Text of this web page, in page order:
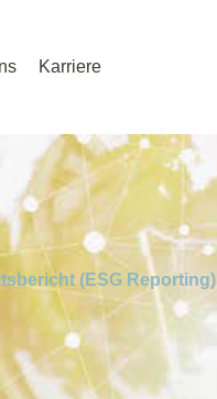
Karriere
(ESG Reporting)